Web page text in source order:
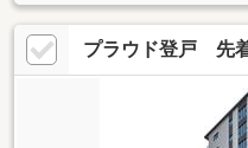
プラウド登戸 先